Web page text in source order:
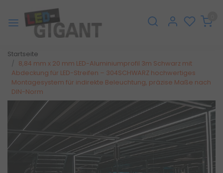
Startseite
8,84 mm x 20 mm LED-Aluminiumprofil 3m Schwarz mit
Abdeckung für LED-Streifen – 304SCHWARZ hochwertiges
Montagesystem für indirekte Beleuchtung, präzise Maße nach
DIN-Norm